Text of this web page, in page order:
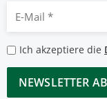
Mail
*
*
Ich akzeptiere die
CAPTCHA